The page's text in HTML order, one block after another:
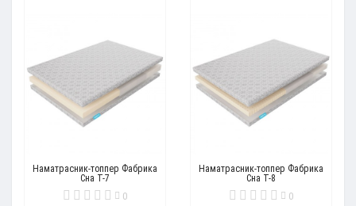
Наматрасник-топпер Фабрика
Сна Т-7
0
Наматрасник-топпер Фабрика
Сна Т-8
0